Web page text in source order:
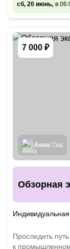
сб, 20 июнь, в
7 000 ₽
Анна/ Гид
Обзорная
Индивидуальная
Проследить
к